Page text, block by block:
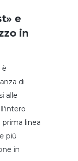
e
in
è
di
alle
linea
più
in